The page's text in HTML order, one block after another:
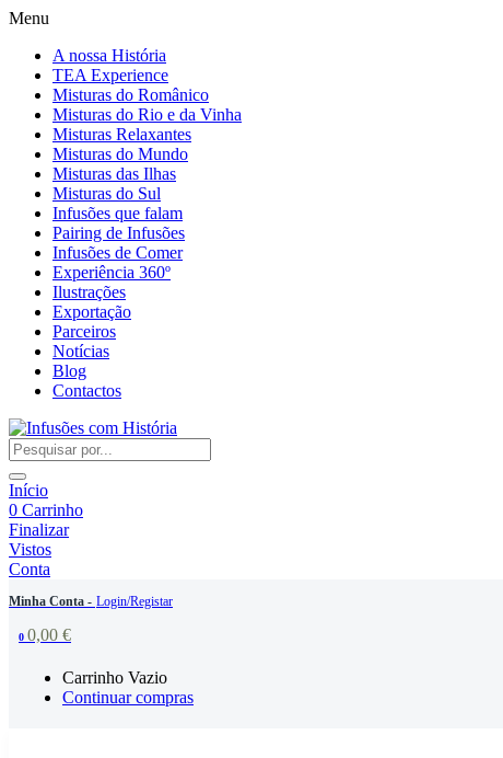
Menu
A nossa História
TEA Experience
Misturas do Românico
Misturas do Rio e da Vinha
Misturas Relaxantes
Misturas do Mundo
Misturas das Ilhas
Misturas do Sul
Infusões que falam
Pairing de Infusões
Infusões de Comer
Experiência 360º
Ilustrações
Exportação
Parceiros
Notícias
Blog
Contactos
Início
0 Carrinho
Finalizar
Vistos
Conta
Minha Conta - Login/Registar
0 0,00 €
Carrinho Vazio
Continuar compras